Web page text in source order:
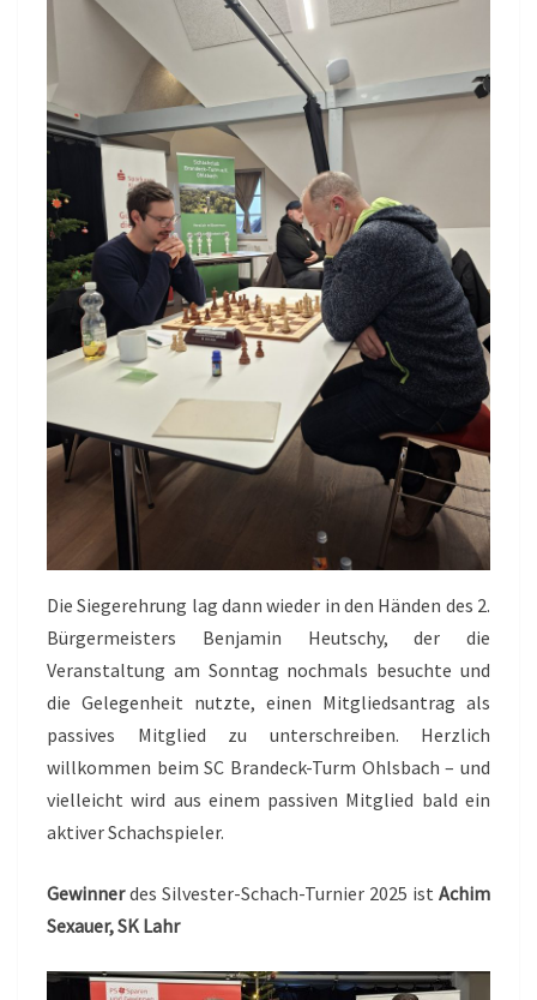
Die Siegerehrung lag dann wieder in den Händen des 2.
Bürgermeisters Benjamin Heutschy, der die
Veranstaltung am Sonntag nochmals besuchte und
die Gelegenheit nutzte, einen Mitgliedsantrag als
passives Mitglied zu unterschreiben. Herzlich
willkommen beim SC Brandeck-Turm Ohlsbach – und
vielleicht wird aus einem passiven Mitglied bald ein
aktiver Schachspieler.
Gewinnerdes Silvester-Schach-Turnier 2025 ist Achim
Sexauer, SK Lahr